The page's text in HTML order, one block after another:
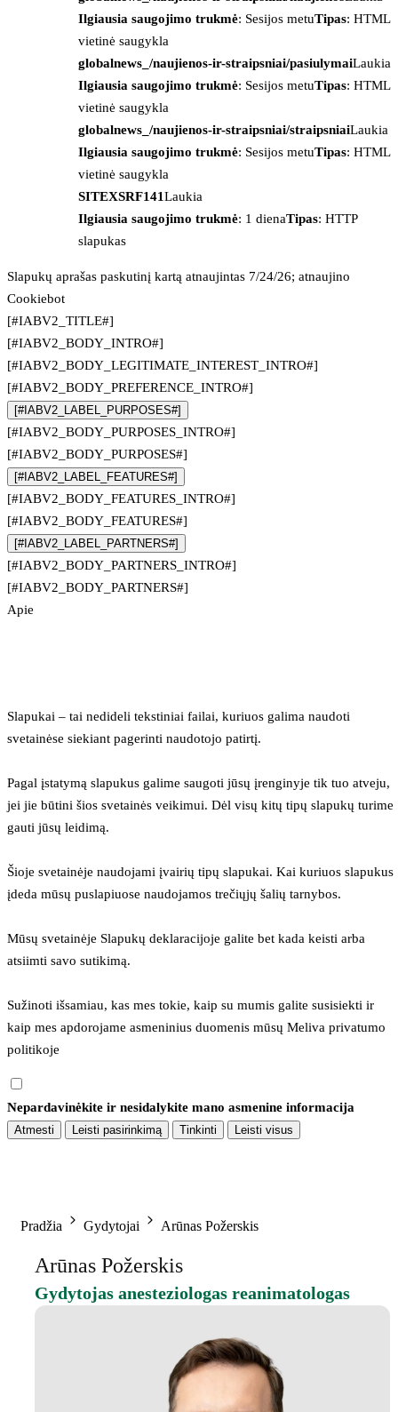
Ilgiausia saugojimo trukmė: Sesijos metuTipas: HTML
vietinė saugykla
globalnews_/naujienos-ir-straipsniai/pasiulymaiLaukia
Ilgiausia saugojimo trukmė: Sesijos metuTipas: HTML
vietinė saugykla
globalnews_/naujienos-ir-straipsniai/straipsniaiLaukia
Ilgiausia saugojimo trukmė: Sesijos metuTipas: HTML
vietinė saugykla
SITEXSRF141Laukia
Ilgiausia saugojimo trukmė: 1 dienaTipas: HTTP
slapukas
Slapukų aprašas paskutinį kartą atnaujintas 7/24/26; atnaujino
Cookiebot
[#IABV2_TITLE#]
[#IABV2_BODY_INTRO#]
[#IABV2_BODY_LEGITIMATE_INTEREST_INTRO#]
[#IABV2_BODY_PREFERENCE_INTRO#]
[#IABV2_LABEL_PURPOSES#]
[#IABV2_BODY_PURPOSES_INTRO#]
[#IABV2_BODY_PURPOSES#]
[#IABV2_LABEL_FEATURES#]
[#IABV2_BODY_FEATURES_INTRO#]
[#IABV2_BODY_FEATURES#]
[#IABV2_LABEL_PARTNERS#]
[#IABV2_BODY_PARTNERS_INTRO#]
[#IABV2_BODY_PARTNERS#]
Apie
Slapukai – tai nedideli tekstiniai failai, kuriuos galima naudoti
svetainėse siekiant pagerinti naudotojo patirtį.
Pagal įstatymą slapukus galime saugoti jūsų įrenginyje tik tuo atveju,
jei jie būtini šios svetainės veikimui. Dėl visų kitų tipų slapukų turime
gauti jūsų leidimą.
Šioje svetainėje naudojami įvairių tipų slapukai. Kai kuriuos slapukus
įdeda mūsų puslapiuose naudojamos trečiųjų šalių tarnybos.
Mūsų svetainėje Slapukų deklaracijoje galite bet kada keisti arba
atsiimti savo sutikimą.
Sužinoti išsamiau, kas mes tokie, kaip su mumis galite susisiekti ir
kaip mes apdorojame asmeninius duomenis mūsų Meliva privatumo
politikoje
Nepardavinėkite ir nesidalykite mano asmenine informacija
Atmesti Leisti pasirinkimą Tinkinti Leisti visus
Pradžia Gydytojai Arūnas Požerskis
Arūnas Požerskis
Gydytojas anesteziologas reanimatologas